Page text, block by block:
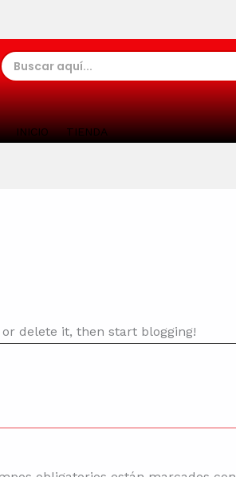
Buscar:
INICIO TIENDA
delete it, then start blogging!